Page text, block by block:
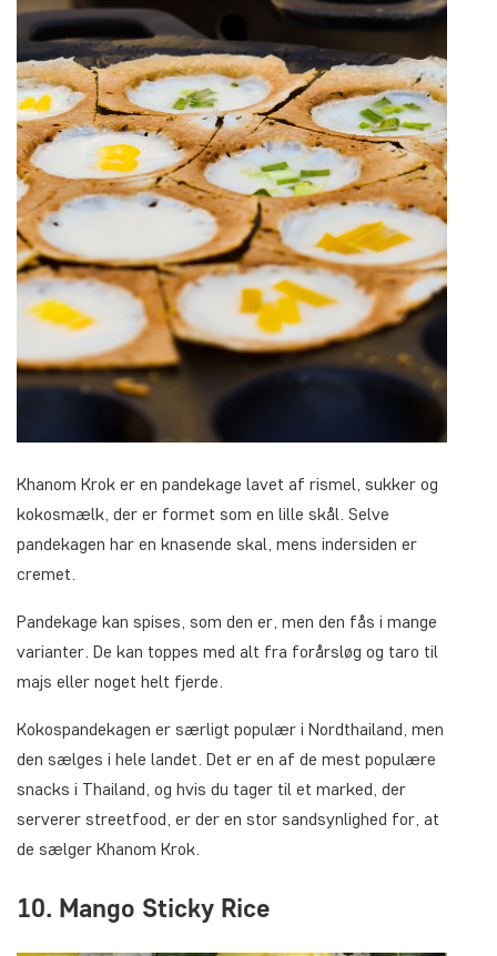
Khanom Krok er en pandekage lavet af rismel, sukker og
kokosmælk, der er formet som en lille skål. Selve
pandekagen har en knasende skal, mens indersiden er
cremet.
Pandekage kan spises, som den er, men den fås i mange
varianter. De kan toppes med alt fra forårsløg og taro til
majs eller noget helt fjerde.
Kokospandekagen er særligt populær i Nordthailand, men
den sælges i hele landet. Det er en af de mest populære
snacks i Thailand, og hvis du tager til et marked, der
serverer streetfood, er der en stor sandsynlighed for, at
de sælger Khanom Krok.
10. Mango Sticky Rice